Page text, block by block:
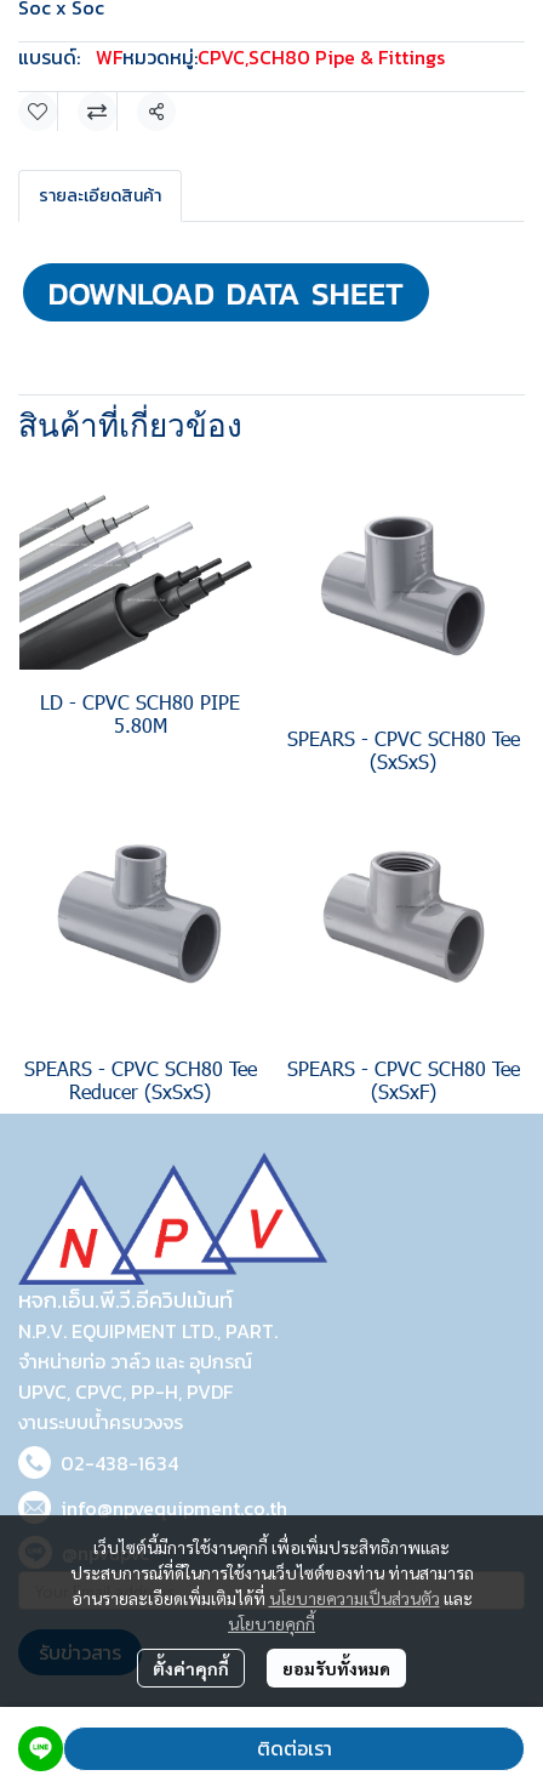
Soc x Soc
แบรนด์: WFหมวดหมู่:CPVC,SCH80 Pipe & Fittings
แชร์
รายละเอียดสินค้า
สินค้าที่เกี่ยวข้อง
LD - CPVC SCH80 PIPE
5.80M
SPEARS - CPVC SCH80 Tee
(SxSxS)
SPEARS - CPVC SCH80 Tee
Reducer (SxSxS)
SPEARS - CPVC SCH80 Tee
(SxSxF)
ติดต่อเรา
เว็บไซต์นี้มีการใช้งานคุกกี้ เพื่อเพิ่มประสิทธิภาพและ
ประสบการณ์ที่ดีในการใช้งานเว็บไซต์ของท่าน ท่านสามารถ
อ่านรายละเอียดเพิ่มเติมได้ที่ นโยบายความเป็นส่วนตัว และ
นโยบายคุกกี้
ตั้งค่าคุกกี้ ยอมรับทั้งหมด
หจก.เอ็น.พี.วี.อีควิปเม้นท์
N.P.V. EQUIPMENT LTD., PART.
จำหน่ายท่อ วาล์ว และ อุปกรณ์
UPVC, CPVC, PP-H, PVDF
งานระบบน้ำครบวงจร
02-438-1634
info@npvequipment.co.th
@npvupvc
รับข่าวสาร
2023 © N.P.V. EQUIPMENT LTD., PART.
Powered By MakeWebEasy